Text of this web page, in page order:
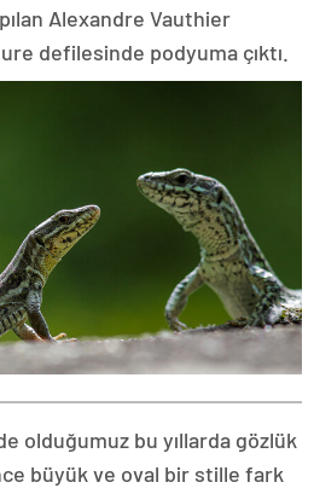
Alexandre Vauthier
defilesinde podyuma çıktı.
olduğumuz bu yıllarda gözlük
büyük ve oval bir stille fark